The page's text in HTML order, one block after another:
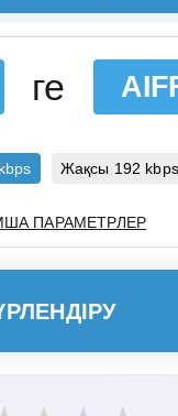
ге
Жақсы 192 kbps
ПАРАМЕТРЛЕР